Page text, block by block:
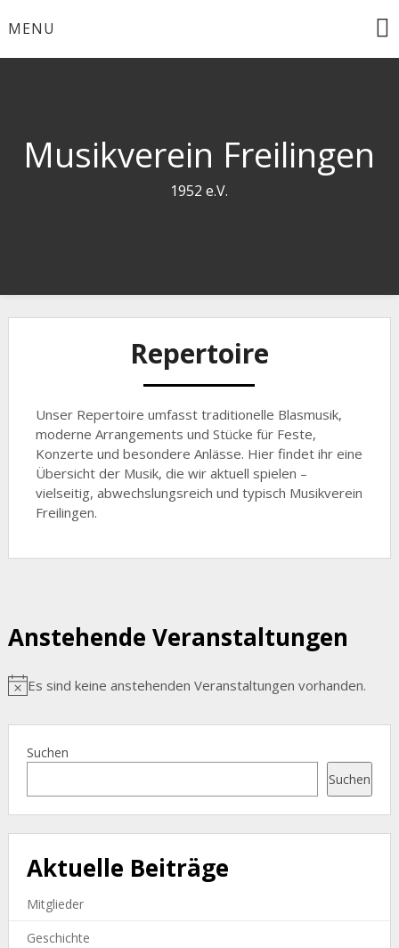
toMENU
Musikverein Freilingen
1952 e.V.
Repertoire
Unser Repertoire umfasst traditionelle Blasmusik,
moderne Arrangements und Stücke für Feste,
Konzerte und besondere Anlässe. Hier findet ihr eine
Übersicht der Musik, die wir aktuell spielen –
vielseitig, abwechslungsreich und typisch Musikverein
Freilingen.
Anstehende Veranstaltungen
Hinweis
Es sind keine anstehenden Veranstaltungen vorhanden.
Suchen
Suchen
Aktuelle Beiträge
Mitglieder
Geschichte